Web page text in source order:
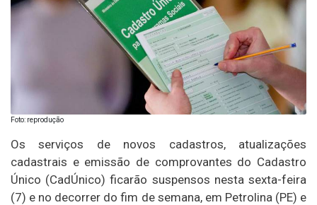
Foto: reprodução
Os serviços de novos cadastros, atualizações
cadastrais e emissão de comprovantes do Cadastro
Único (CadÚnico) ficarão suspensos nesta sexta-feira
(7) e no decorrer do fim de semana, em Petrolina (PE) e